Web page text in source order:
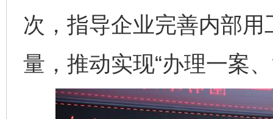
次，指导企业完善内部
量，推动实现“办理一案